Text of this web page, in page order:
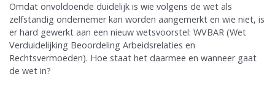
Omdat onvoldoende duidelijk is wie volgens de wet als
zelfstandig ondernemer kan worden aangemerkt en wie niet, is
er hard gewerkt aan een nieuw wetsvoorstel: WVBAR (Wet
Verduidelijking Beoordeling Arbeidsrelaties en
Rechtsvermoeden). Hoe staat het daarmee en wanneer gaat
de wet in?